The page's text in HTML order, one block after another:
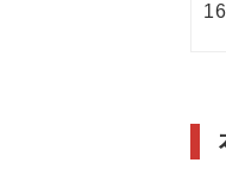
16